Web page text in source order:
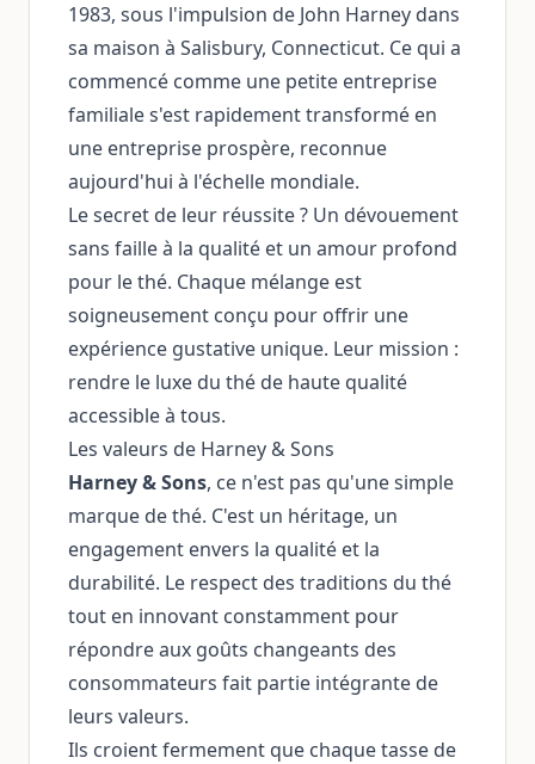
1983, sous l'impulsion de John Harney dans
sa maison à Salisbury, Connecticut. Ce qui a
commencé comme une petite entreprise
familiale s'est rapidement transformé en
une entreprise prospère, reconnue
aujourd'hui à l'échelle mondiale.
Le secret de leur réussite ? Un dévouement
sans faille à la qualité et un amour profond
pour le thé. Chaque mélange est
soigneusement conçu pour offrir une
expérience gustative unique. Leur mission :
rendre le luxe du thé de haute qualité
accessible à tous.
Les valeurs de Harney & Sons
Harney & Sons, ce n'est pas qu'une simple
marque de thé. C'est un héritage, un
engagement envers la qualité et la
durabilité. Le respect des traditions du thé
tout en innovant constamment pour
répondre aux goûts changeants des
consommateurs fait partie intégrante de
leurs valeurs.
Ils croient fermement que chaque tasse de